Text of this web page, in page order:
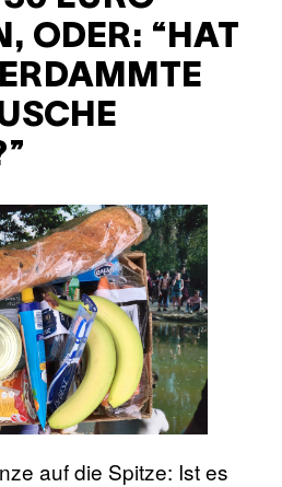
ODER: “HAT
auf die Spitze: Ist es